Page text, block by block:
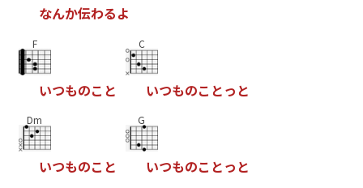
なんか伝わるよ
F
いつものこ と
C
いつものこ とっ と
Dm
いつものこ と
G
いつものこ とっ と